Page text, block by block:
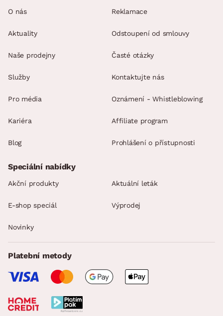
O nás
Aktuality
Naše prodejny
Služby
Pro média
Kariéra
Blog
Reklamace
Odstoupení od smlouvy
Časté otázky
Kontaktujte nás
Oznámení - Whistleblowing
Affiliate program
Prohlášení o přístupnosti
Speciální nabídky
Akční produkty Aktuální leták
E-shop speciál Výprodej
Novinky
Platební metody